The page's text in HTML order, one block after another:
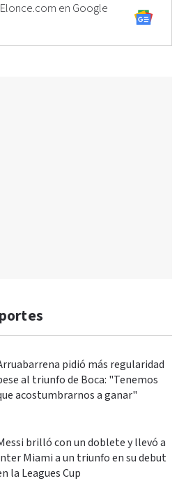
en Google
pidió más regularidad
al triunfo de Boca: "Tenemos
acostumbrarnos a ganar"
brilló con un doblete y llevó a
Miami a un triunfo en su debut
la Leagues Cup